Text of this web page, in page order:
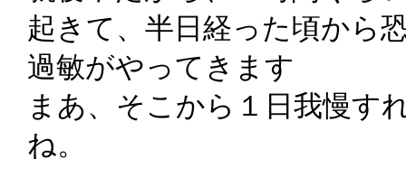
起きて、半日経った頃から
過敏がやってきます
まあ、そこから１日我慢す
ね。